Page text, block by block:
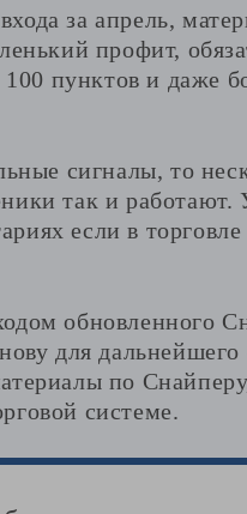
за апрель,
профит,
пунктов и даже
сигналы, то
так и работают.
если в торговле
обновленного
для дальнейшего
по
системе.